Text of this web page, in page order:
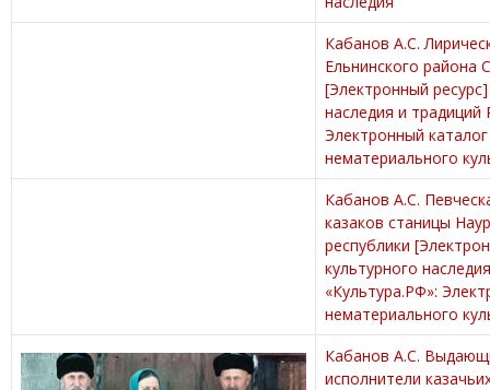
Кабанов А.С.
Ельнинского района
[Электронный
наследия и традиций
Электронный
нематериального
Кабанов А.С.
казаков станицы
республики
культурного
«Культура.РФ»:
нематериального
Кабанов А.С.
исполнители